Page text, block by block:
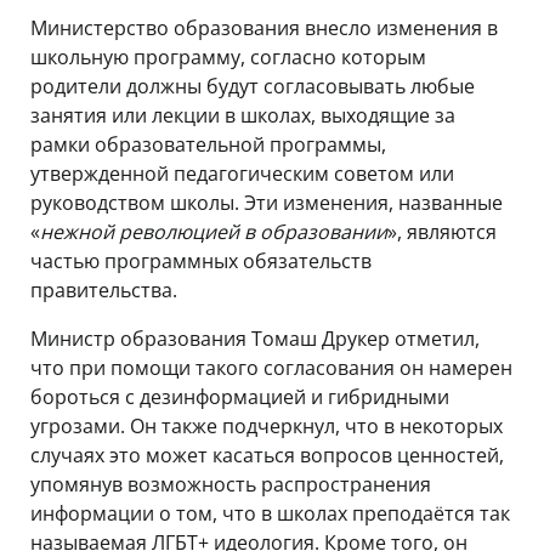
Министерство образования внесло изменения в
школьную программу, согласно которым
родители должны будут согласовывать любые
занятия или лекции в школах, выходящие за
рамки образовательной программы,
утвержденной педагогическим советом или
руководством школы. Эти изменения, названные
«нежной революцией в образовании», являются
частью программных обязательств
правительства.
Министр образования Томаш Друкер отметил,
что при помощи такого согласования он намерен
бороться с дезинформацией и гибридными
угрозами. Он также подчеркнул, что в некоторых
случаях это может касаться вопросов ценностей,
упомянув возможность распространения
информации о том, что в школах преподаётся так
называемая ЛГБТ+ идеология. Кроме того, он